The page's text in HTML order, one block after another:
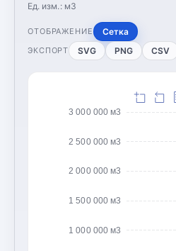
Ед. изм.: м3
ОТОБРАЖЕНИЕ Сетка
ЭКСПОРТ SVG PNG CSV
1 000 000 м3
1 500 000 м3
2 000 000 м3
2 500 000 м3
3 000 000 м3